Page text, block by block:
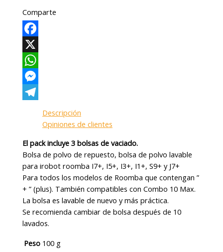
Comparte
Facebook
X
WhatsApp
Messenger
Descripción
Opiniones de clientes
El pack incluye 3 bolsas de vaciado.
Bolsa de polvo de repuesto, bolsa de polvo lavable
para irobot roomba I7+, I5+, I3+, I1+, S9+ y J7+
Para todos los modelos de Roomba que contengan ”
+ ” (plus). También compatibles con Combo 10 Max.
La bolsa es lavable de nuevo y más práctica.
Se recomienda cambiar de bolsa después de 10
lavados.
Peso 100 g